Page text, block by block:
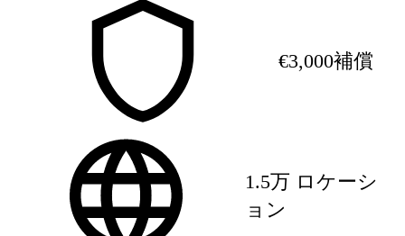
€3,000補償
1.5万 ロケーシ
ョン